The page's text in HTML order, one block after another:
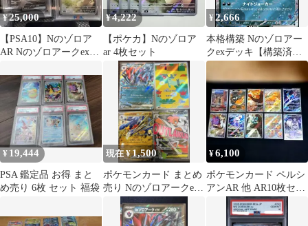
¥25,000
【PSA10】Nのゾロア
AR Nのゾロアークex
¥4,222
【ポケカ】Nのゾロア
ar 4枚セット
¥2,666
本格構築 Nのゾロアー
クexデッキ【構築済み
デッキ】 即日発送
¥ 19,444
PSA 鑑定品 お得 まと
め売り 6枚 セット 福袋
現在 ¥1,500
ポケモンカード まとめ
売り Nのゾロアークex
等 8枚セット
¥6,100
ポケモンカード ペルシ
アンAR 他 AR10枚セッ
ト まとめ売り